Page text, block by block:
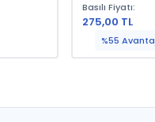
Basılı Fiyatı:
275,00 TL
%55